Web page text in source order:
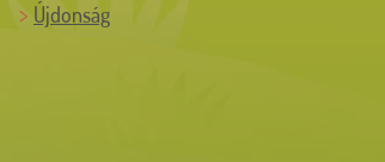
Újdonság